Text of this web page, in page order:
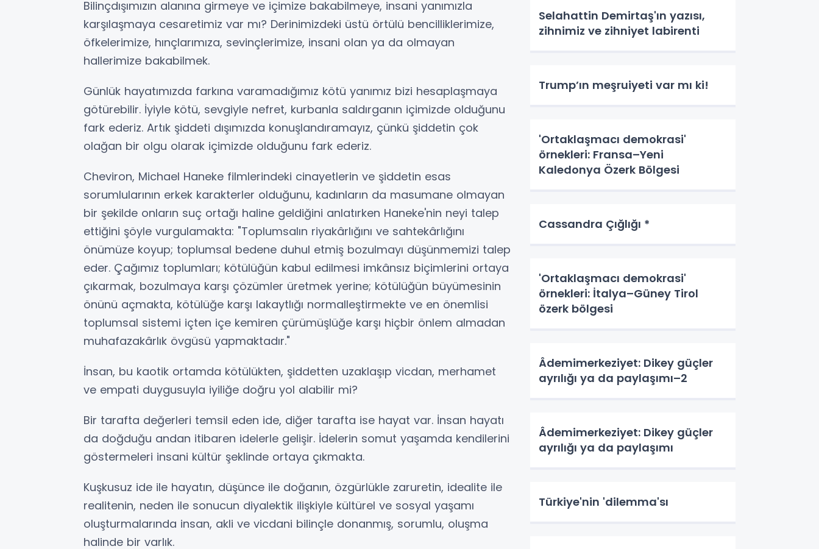
Bilinçdışımızın alanına girmeye ve içimize bakabilmeye, insani yanımızla
karşılaşmaya cesaretimiz var mı? Derinimizdeki üstü örtülü bencilliklerimize,
öfkelerimize, hınçlarımıza, sevinçlerimize, insani olan ya da olmayan
hallerimize bakabilmek.
Günlük hayatımızda farkına varamadığımız kötü yanımız bizi hesaplaşmaya
götürebilir. İyiyle kötü, sevgiyle nefret, kurbanla saldırganın içimizde olduğunu
fark ederiz. Artık şiddeti dışımızda konuşlandıramayız, çünkü şiddetin çok
olağan bir olgu olarak içimizde olduğunu fark ederiz.
Cheviron, Michael Haneke filmlerindeki cinayetlerin ve şiddetin esas
sorumlularının erkek karakterler olduğunu, kadınların da masumane olmayan
bir şekilde onların suç ortağı haline geldiğini anlatırken Haneke'nin neyi talep
ettiğini şöyle vurgulamakta: "Toplumsalın riyakârlığını ve sahtekârlığını
önümüze koyup; toplumsal bedene duhul etmiş bozulmayı düşünmemizi talep
eder. Çağımız toplumları; kötülüğün kabul edilmesi imkânsız biçimlerini ortaya
çıkarmak, bozulmaya karşı çözümler üretmek yerine; kötülüğün büyümesinin
önünü açmakta, kötülüğe karşı lakaytlığı normalleştirmekte ve en önemlisi
toplumsal sistemi içten içe kemiren çürümüşlüğe karşı hiçbir önlem almadan
muhafazakârlık övgüsü yapmaktadır."
İnsan, bu kaotik ortamda kötülükten, şiddetten uzaklaşıp vicdan, merhamet
ve empati duygusuyla iyiliğe doğru yol alabilir mi?
Bir tarafta değerleri temsil eden ide, diğer tarafta ise hayat var. İnsan hayatı
da doğduğu andan itibaren idelerle gelişir. İdelerin somut yaşamda kendilerini
göstermeleri insani kültür şeklinde ortaya çıkmakta.
Kuşkusuz ide ile hayatın, düşünce ile doğanın, özgürlükle zaruretin, idealite ile
realitenin, neden ile sonucun diyalektik ilişkiyle kültürel ve sosyal yaşamı
oluşturmalarında insan, akli ve vicdani bilinçle donanmış, sorumlu, oluşma
halinde bir varlık.
Selahattin Demirtaş'ın yazısı,
zihnimiz ve zihniyet labirenti
Trump’ın meşruiyeti var mı ki!
'Ortaklaşmacı demokrasi'
örnekleri: Fransa–Yeni
Kaledonya Özerk Bölgesi
Cassandra Çığlığı *
'Ortaklaşmacı demokrasi'
örnekleri: İtalya–Güney Tirol
özerk bölgesi
Âdemimerkeziyet: Dikey güçler
ayrılığı ya da paylaşımı–2
Âdemimerkeziyet: Dikey güçler
ayrılığı ya da paylaşımı
Türkiye'nin 'dilemma'sı